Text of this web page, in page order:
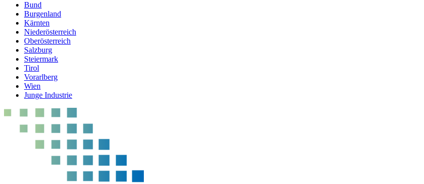
Bund
Burgenland
Kärnten
Niederösterreich
Oberösterreich
Salzburg
Steiermark
Tirol
Vorarlberg
Wien
Junge Industrie